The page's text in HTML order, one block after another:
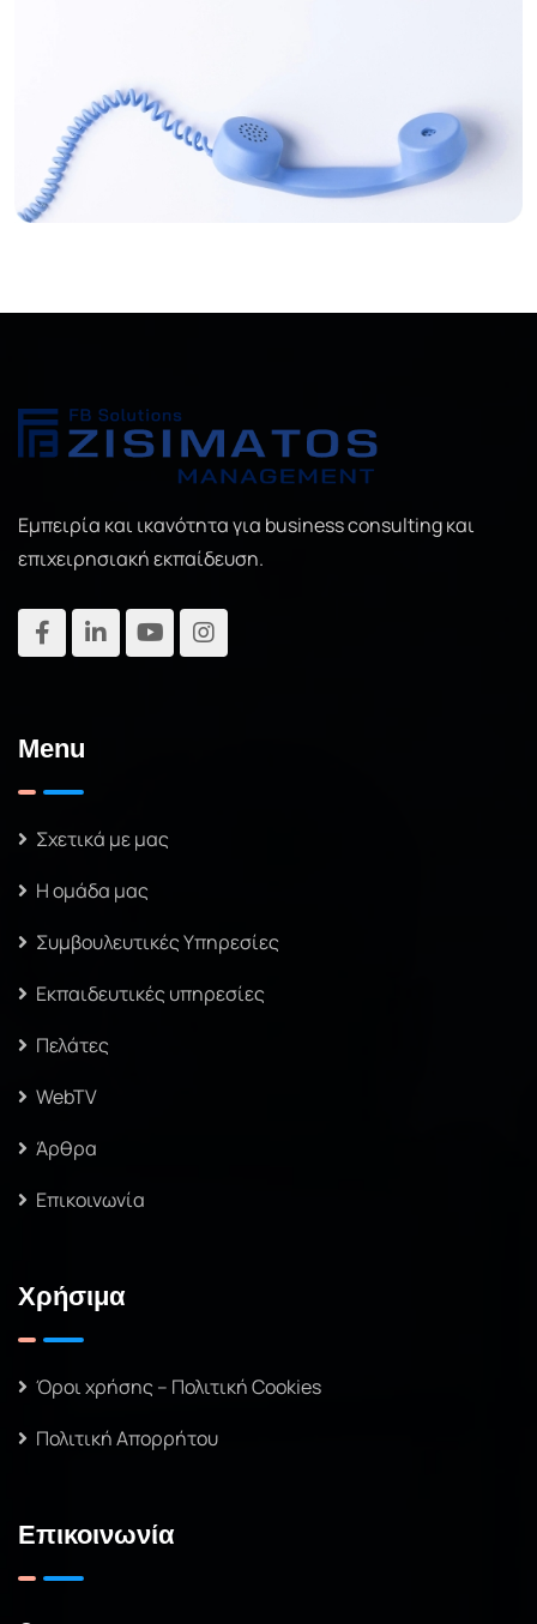
Εμπειρία και ικανότητα για business consulting και
επιχειρησιακή εκπαίδευση.
Menu
Σχετικά με μας
Η ομάδα μας
Συμβουλευτικές Υπηρεσίες
Εκπαιδευτικές υπηρεσίες
Πελάτες
WebTV
Άρθρα
Επικοινωνία
Χρήσιμα
Όροι χρήσης – Πολιτική Cookies
Πολιτική Απορρήτου
Επικοινωνία